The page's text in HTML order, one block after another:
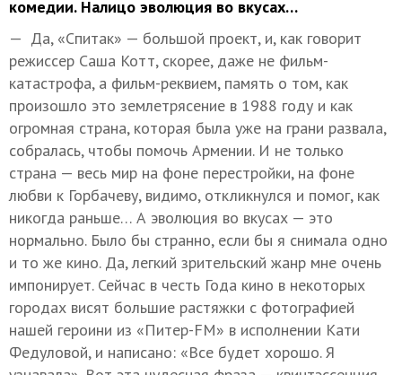
комедии. Налицо эволюция во вкусах…
— Да, «Спитак» — большой проект, и, как говорит
режиссер Саша Котт, скорее, даже не фильм-
катастрофа, а фильм-реквием, память о том, как
произошло это землетрясение в 1988 году и как
огромная страна, которая была уже на грани развала,
собралась, чтобы помочь Армении. И не только
страна — весь мир на фоне перестройки, на фоне
любви к Горбачеву, видимо, откликнулся и помог, как
никогда раньше… А эволюция во вкусах — это
нормально. Было бы странно, если бы я снимала одно
и то же кино. Да, легкий зрительский жанр мне очень
импонирует. Сейчас в честь Года кино в некоторых
городах висят большие растяжки с фотографией
нашей героини из «Питер-FM» в исполнении Кати
Федуловой, и написано: «Все будет хорошо. Я